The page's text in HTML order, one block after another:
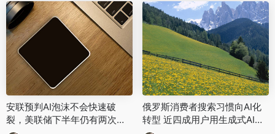
安联预判AI泡沫不会快速破
裂，美联储下半年仍有两次加
俄罗斯消费者搜索习惯向AI化
转型 近四成用户用生成式AI找